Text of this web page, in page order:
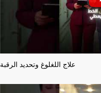
علاج اللغلوغ وتحديد الرقبة